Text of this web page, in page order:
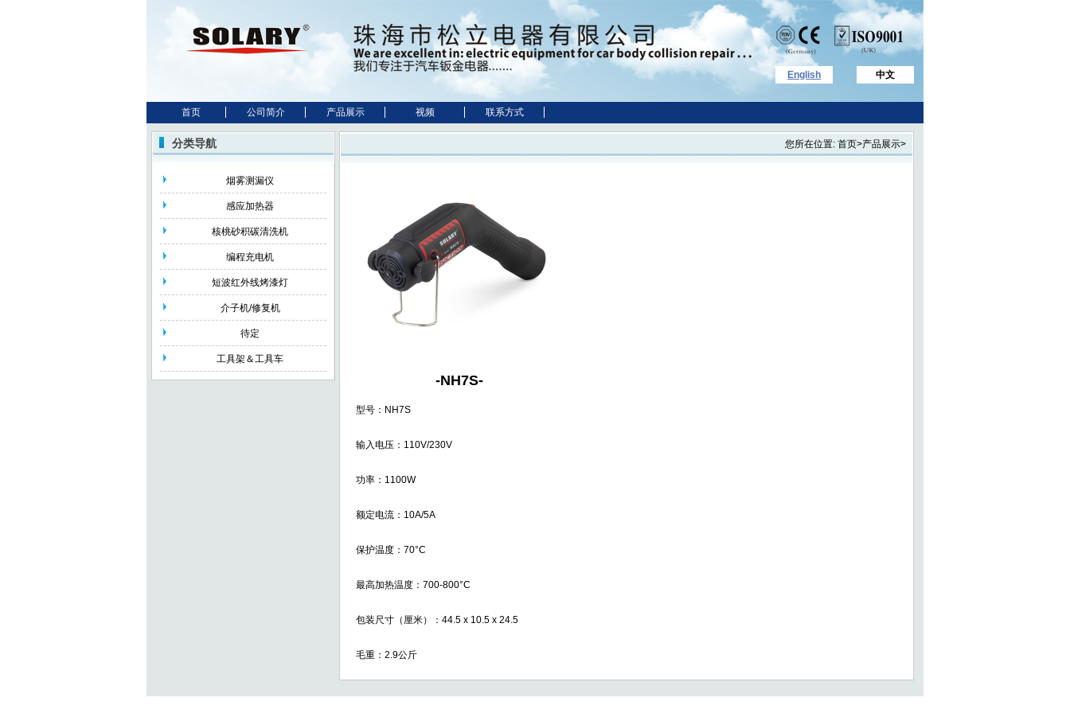
English 中文
首页 公司简介 产品展示 视频 联系方式
分类导航
烟雾测漏仪
感应加热器
核桃砂积碳清洗机
编程充电机
短波红外线烤漆灯
介子机/修复机
待定
工具架＆工具车
您所在位置: 首页>产品展示>
-NH7S-
型号：NH7S
输入电压：110V/230V
功率：1100W
额定电流：10A/5A
保护温度：70°C
最高加热温度：700-800°C
包装尺寸（厘米）：44.5 x 10.5 x 24.5
毛重：2.9公斤